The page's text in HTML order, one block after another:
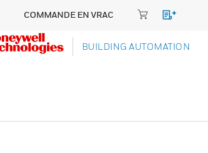
COMMANDE EN VRAC
BUILDING AUTOMATION